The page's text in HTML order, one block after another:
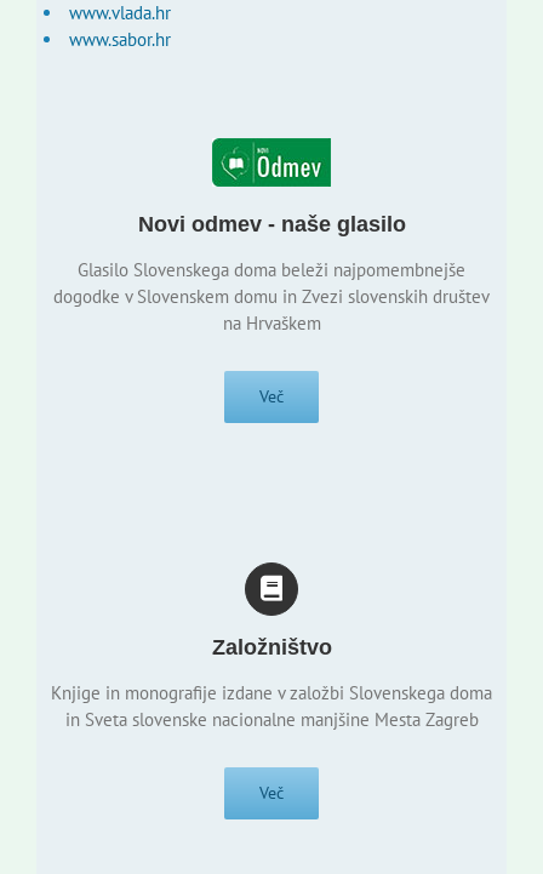
www.vlada.hr
www.sabor.hr
Novi odmev - naše glasilo
Glasilo Slovenskega doma beleži najpomembnejše
dogodke v Slovenskem domu in Zvezi slovenskih društev
na Hrvaškem
Več
Založništvo
Knjige in monografije izdane v založbi Slovenskega doma
in Sveta slovenske nacionalne manjšine Mesta Zagreb
Več